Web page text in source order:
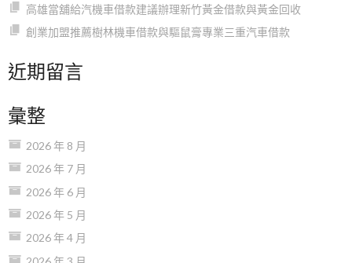
高雄當舖給汽機車借款建議辦理新竹黃金借款與黃金回收
創業加盟推薦樹林機車借款與驅鼠膏專業三重汽車借款
近期留言
彙整
2026 年 8 月
2026 年 7 月
2026 年 6 月
2026 年 5 月
2026 年 4 月